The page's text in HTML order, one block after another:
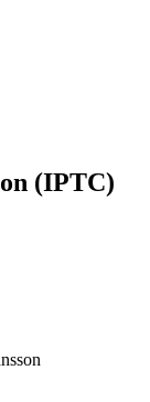
(IPTC)